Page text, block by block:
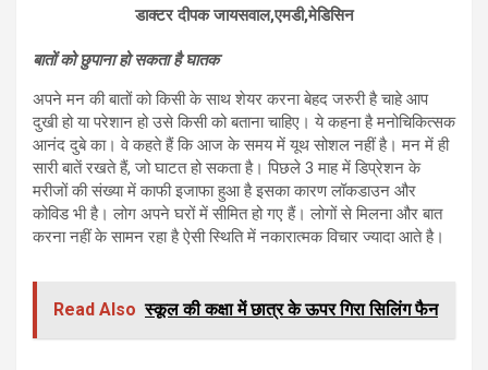
डाक्टर दीपक जायसवाल,एमडी,मेडिसिन
बातों को छुपाना हो सकता है घातक
अपने मन की बातों को किसी के साथ शेयर करना बेहद जरुरी है चाहे आप
दुखी हो या परेशान हो उसे किसी को बताना चाहिए। ये कहना है मनोचिकित्सक
आनंद दुबे का। वे कहते हैं कि आज के समय में यूथ सोशल नहीं है। मन में ही
सारी बातें रखते हैं, जो घाटत हो सकता है। पिछले 3 माह में डिप्रेशन के
मरीजों की संख्या में काफी इजाफा हुआ है इसका कारण लॉकडाउन और
कोविड भी है। लोग अपने घरों में सीमित हो गए हैं। लोगों से मिलना और बात
करना नहीं के सामन रहा है ऐसी स्थिति में नकारात्मक विचार ज्यादा आते है।
Read Also स्कूल की कक्षा में छात्र के ऊपर गिरा सिलिंग फैन